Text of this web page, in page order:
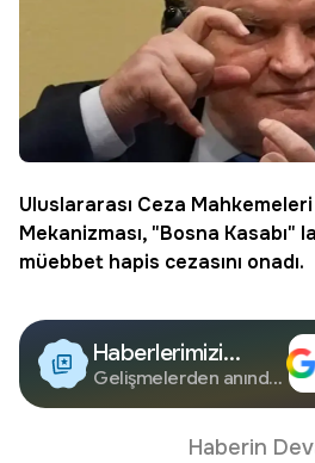
Uluslararası Ceza
Mekanizması, "Bosna Kasabı"
müebbet hapis cezasını onadı.
Haberlerimizi
Google'da Takip
Edin
Gelişmelerden anında
Haberin